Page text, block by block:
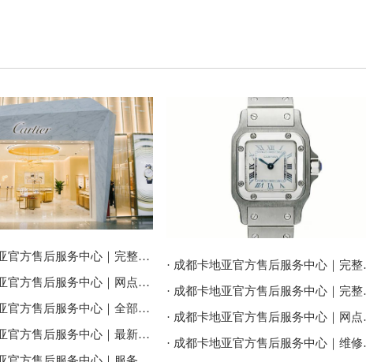
· 成都卡地亚官方售后服务中心｜完整地址与联系电话权威信息公告（2026年7月最新）
· 成都卡地亚官方售后服务中心｜网点地址与售后服务电话权威信息公告（2026年7月最新）
· 成都卡地亚官方售后服务中心｜全部地址及24小时客服热线权威信息公告（2026年7月最新）
· 成都卡地亚官方售后服务中心｜最新地址及官方客服热线权威信息通告（2026年7月最新）
· 成都卡地
· 成都卡地
· 成都卡地
· 成都卡地